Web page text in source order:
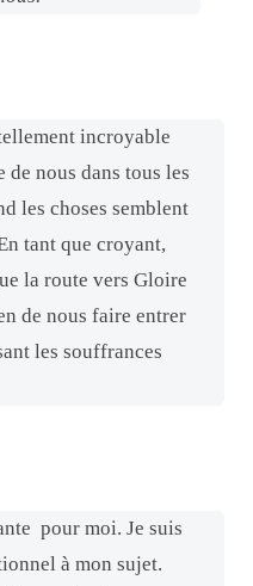
incroyable
nous dans tous les
les choses semblent
tant que croyant,
la route vers Gloire
de nous faire entrer
les souffrances
pour moi. Je suis
à mon sujet.